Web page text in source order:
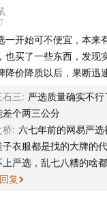
一开始可不便宜，本来
也买了一些东西，发现
降价降质以后，果断迅
石三: 严选质量确实不
差个两三公分
桥: 六七年前的网易严
子衣服都是找的大牌的
严选，乱七八糟的啥
复